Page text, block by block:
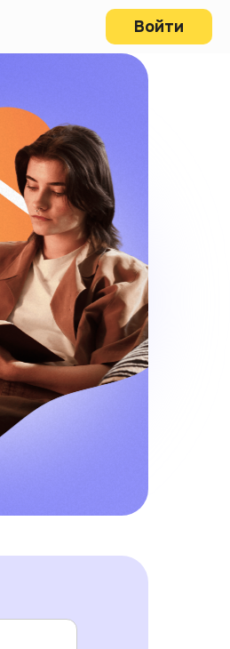
Войти